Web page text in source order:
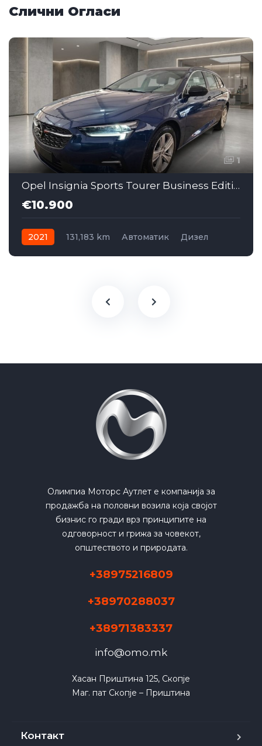
Слични Огласи
1
Opel Insignia Sports Tourer Business Edition 1.5 CDTI AT (MMJ058)
€10.900
2021 131,183 km Автоматик Дизел
Олимпиа Моторс Аутлет е компанија за
продажба на половни возила која својот
бизнис го гради врз принципите на
одговорност и грижа за човекот,
општеството и природата.
+38975216809
+38970288037
+38971383337
info@omo.mk
Хасан Приштина 125, Скопје
Маг. пат Скопје – Приштина
Контакт